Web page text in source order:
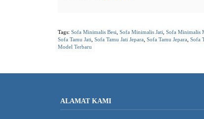
Tags: Sofa Minimalis Besi Sofa Minimalis Jati Sofa Minimalis
Sofa Tamu Jati Sofa Tamu Jati Jepara Sofa Tamu Jepara Sofa
Model Terbaru
ALAMAT KAMI